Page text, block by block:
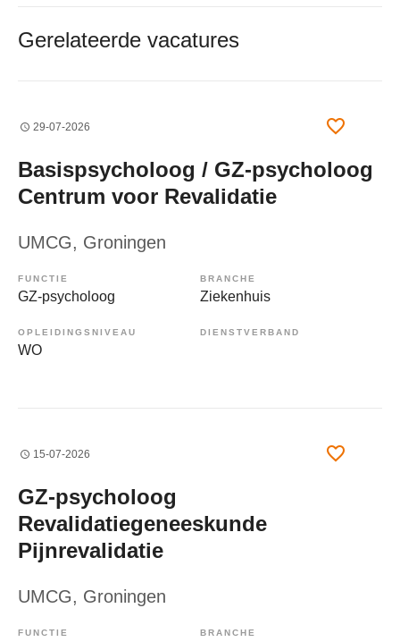
Gerelateerde vacatures
29-07-2026
Basispsycholoog / GZ-psycholoog
Centrum voor Revalidatie
UMCG, Groningen
FUNCTIE
GZ-psycholoog
BRANCHE
Ziekenhuis
OPLEIDINGSNIVEAU
WO
DIENSTVERBAND
15-07-2026
GZ-psycholoog
Revalidatiegeneeskunde
Pijnrevalidatie
UMCG, Groningen
FUNCTIE BRANCHE